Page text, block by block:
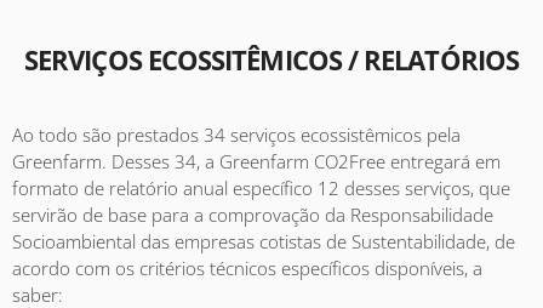
SERVIÇOS ECOSSITÊMICOS / RELATÓRIOS
Ao todo são prestados 34 serviços ecossistêmicos pela
Greenfarm. Desses 34, a Greenfarm CO2Free entregará em
formato de relatório anual específico 12 desses serviços, que
servirão de base para a comprovação da Responsabilidade
Socioambiental das empresas cotistas de Sustentabilidade, de
acordo com os critérios técnicos específicos disponíveis, a
saber: